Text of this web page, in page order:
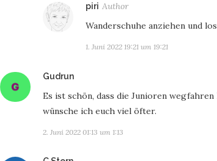
piri sagt:
Wanderschuhe anziehen und
1. Juni 2022 19:21 um 19:21
Gudrunsagt:
Es ist schön, dass die Junioren
wünsche ich euch viel öfter.
2. Juni 2022 01:13 um 1:13